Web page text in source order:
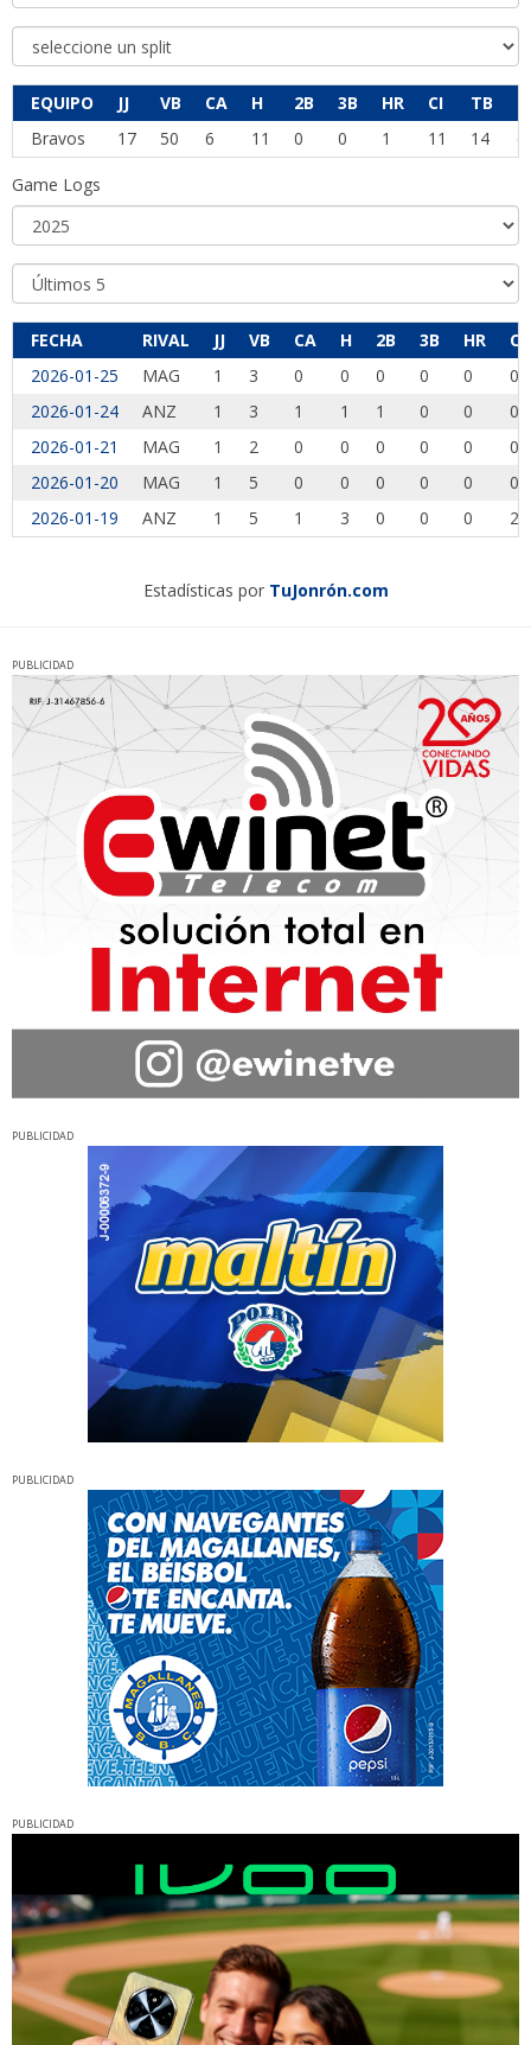
EQUIPO JJ VB CA H 2B 3B HR CI TB
Bravos
17 50 6 11 0 0 1 11 14 6
Game Logs
FECHA RIVAL JJ VB CA H 2B 3B HR
CI
2026-01-25
MAG 1 3 0 0 0 0 0
0
2026-01-24
ANZ 1 3 1 1 1 0 0
0
2026-01-21
MAG 1 2 0 0 0 0 0
0
2026-01-20
MAG 1 5 0 0 0 0 0
0
2026-01-19
ANZ 1 5 1 3 0 0 0 2
Estadísticas por TuJonrón.com
PUBLICIDAD
PUBLICIDAD
PUBLICIDAD
PUBLICIDAD